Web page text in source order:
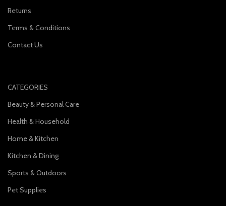
Returns
Terms & Conditions
Contact Us
CATEGORIES
Beauty & Personal Care
Health & Household
Home & Kitchen
Kitchen & Dining
Sports & Outdoors
Pet Supplies